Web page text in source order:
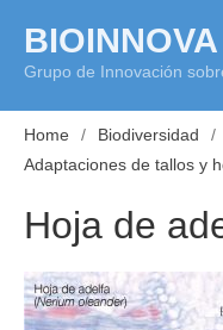
content
BIOINNOVA
Grupo de Innovación
Home Biodiversidad
Adaptaciones de tallos y
Hoja de